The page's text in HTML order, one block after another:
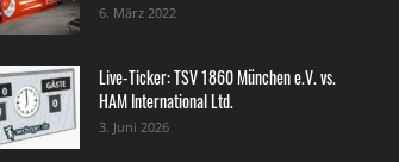
6. März 2022
Live-Ticker: TSV 1860 München e.V. vs.
HAM International Ltd.
3. Juni 2026